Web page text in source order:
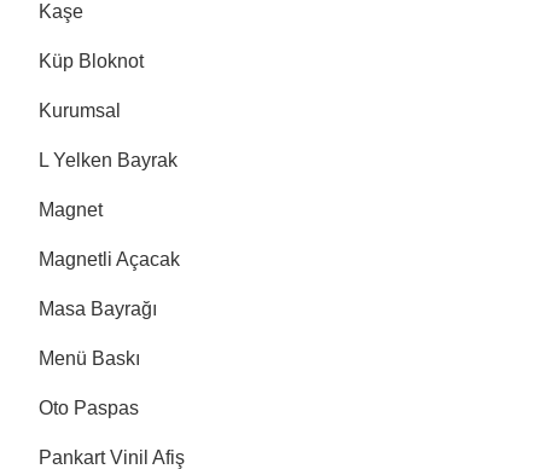
Kaşe
Küp Bloknot
Kurumsal
L Yelken Bayrak
Magnet
Magnetli Açacak
Masa Bayrağı
Menü Baskı
Oto Paspas
Pankart Vinil Afiş